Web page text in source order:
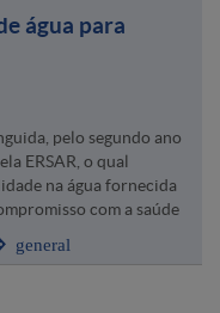
água para
pelo segundo ano
ERSAR, o qual
na água fornecida
com a saúde
general